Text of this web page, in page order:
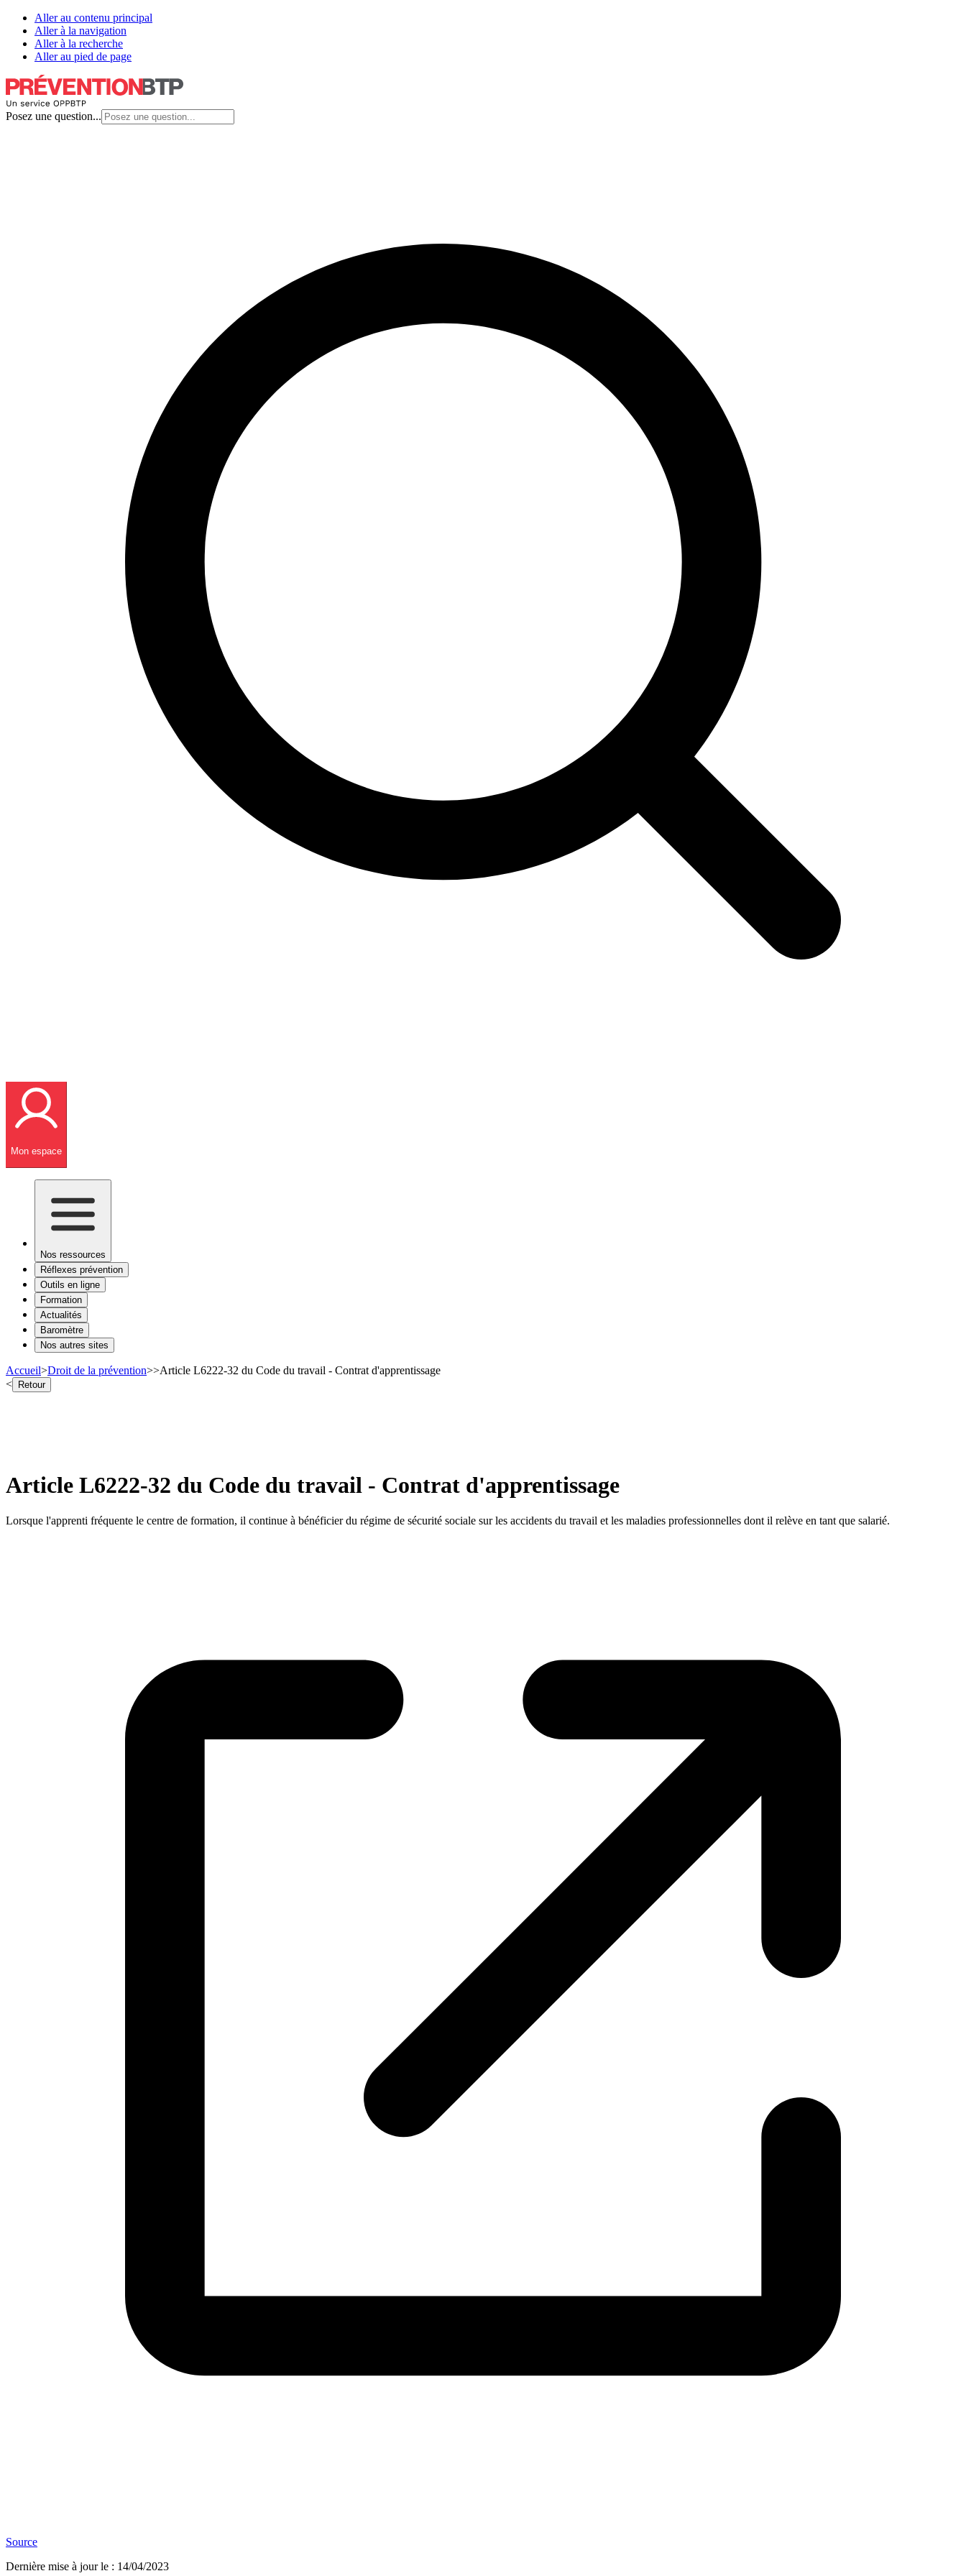
Aller au contenu principal
Aller à la navigation
Aller à la recherche
Aller au pied de page
Posez une question...
Mon espace
Nos ressources
Réflexes prévention
Outils en ligne
Formation
Actualités
Baromètre
Nos autres sites
Accueil>Droit de la prévention>>Article L6222-32 du Code du travail - Contrat d'apprentissage
< Retour
Article L6222-32 du Code du travail - Contrat d'apprentissage
Lorsque l'apprenti fréquente le centre de formation, il continue à bénéficier du régime de sécurité sociale sur les accidents du travail et les maladies professionnelles dont il relève en tant que salarié.
Source
Dernière mise à jour le : 14/04/2023